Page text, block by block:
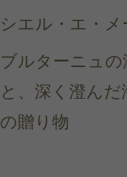
シエル・エ・メ
ブルターニュの
と、深く澄んだ
の贈り物